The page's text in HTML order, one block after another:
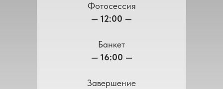
Фотосессия
— 12:00 —
Банкет
— 16:00 —
Завершение